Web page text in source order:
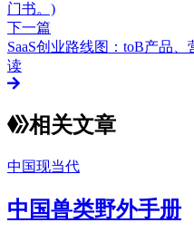
门书。)
下一篇
SaaS创业路线图：toB产品
读
相关文章
中国现当代
中国兽类野外手册